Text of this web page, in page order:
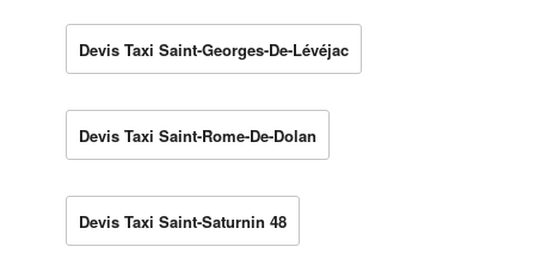
Devis Taxi Saint-Georges-De-Lévéjac
Devis Taxi Saint-Rome-De-Dolan
Devis Taxi Saint-Saturnin 48